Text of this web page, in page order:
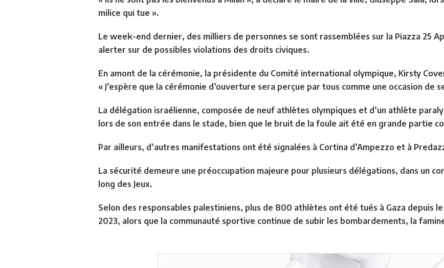
milice qui tue ».
Le week-end dernier, des milliers de personnes se sont rassemblées sur la Piazza 25
alerter sur de possibles violations des droits civiques.
En amont de la cérémonie, la présidente du Comité international olympique, Kirsty
« J’espère que la cérémonie d’ouverture sera perçue par tous comme une occasion de
La délégation israélienne, composée de neuf athlètes olympiques et d’un athlète
lors de son entrée dans le stade, bien que le bruit de la foule ait été en grande partie
Par ailleurs, d’autres manifestations ont été signalées à Cortina d’Ampezzo et à
La sécurité demeure une préoccupation majeure pour plusieurs délégations, dans un
long des Jeux.
Selon des responsables palestiniens, plus de 800 athlètes ont été tués à Gaza depuis
2023, alors que la communauté sportive continue de subir les bombardements, la